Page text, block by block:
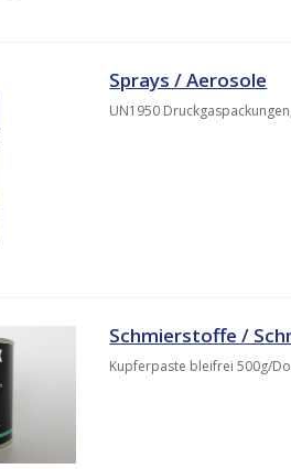
Sprays / Aerosole
UN1950
Schmierstoffe /
Kupferpaste bleifrei 500g/